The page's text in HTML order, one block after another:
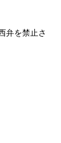
弁を禁止さ